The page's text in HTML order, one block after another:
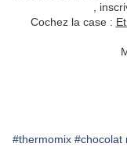
,
Cochez la case :
#thermomix #chocolat